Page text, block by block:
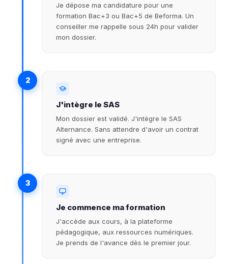
Je dépose ma candidature pour une
formation Bac+3 ou Bac+5 de Beforma. Un
conseiller me rappelle sous 24h pour valider
mon dossier.
2
J'intègre le SAS
Mon dossier est validé. J'intègre le SAS
Alternance. Sans attendre d'avoir un contrat
signé avec une entreprise.
3
Je commence ma formation
J'accède aux cours, à la plateforme
pédagogique, aux ressources numériques.
Je prends de l'avance dès le premier jour.